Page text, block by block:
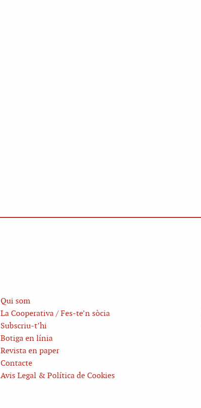
Qui som
La Cooperativa / Fes-te’n sòcia
Subscriu-t’hi
Botiga en línia
Revista en paper
Contacte
Avis Legal & Política de Cookies